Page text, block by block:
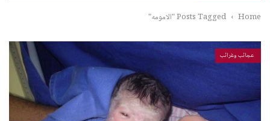
Home
› Posts Tagged "الامومه"
عجائب وغرائب